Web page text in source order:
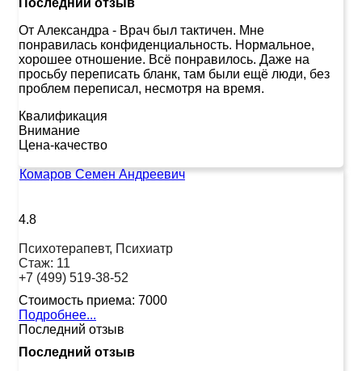
От Александра - Врач был тактичен. Мне
понравилась конфиденциальность. Нормальное,
хорошее отношение. Всё понравилось. Даже на
просьбу переписать бланк, там были ещё люди, без
проблем переписал, несмотря на время.
Квалификация
Внимание
Цена-качество
Комаров Семен Андреевич
4.8
Психотерапевт, Психиатр
Стаж: 11
+7 (499) 519-38-52
Стоимость приема: 7000
Подробнее...
Последний отзыв
Последний отзыв